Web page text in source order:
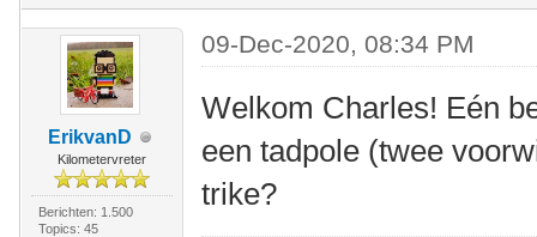
ErikvanD
Kilometervreter
Berichten: 1.500
Topics: 45
09-Dec-2020, 08:34 PM
Welkom Charles! Eén
een tadpole (twee
trike?